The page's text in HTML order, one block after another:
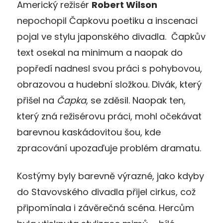
Americký režisér Robert Wilson
nepochopil Čapkovu poetiku a inscenaci
pojal ve stylu japonského divadla. Čapkův
text osekal na minimum a naopak do
popředí nadnesl svou práci s pohybovou,
obrazovou a hudební složkou. Divák, který
přišel na Čapka, se zděsil. Naopak ten,
který zná režisérovu práci, mohl očekávat
barevnou kaskádovitou šou, kde
zpracování upozaďuje problém dramatu.
Kostýmy byly barevně výrazné, jako kdyby
do Stavovského divadla přijel cirkus, což
připomínala i závěrečná scéna. Hercům